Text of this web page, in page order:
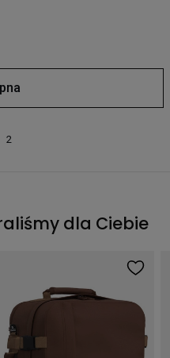
2
dla Ciebie